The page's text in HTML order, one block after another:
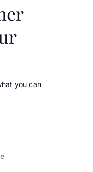
you can